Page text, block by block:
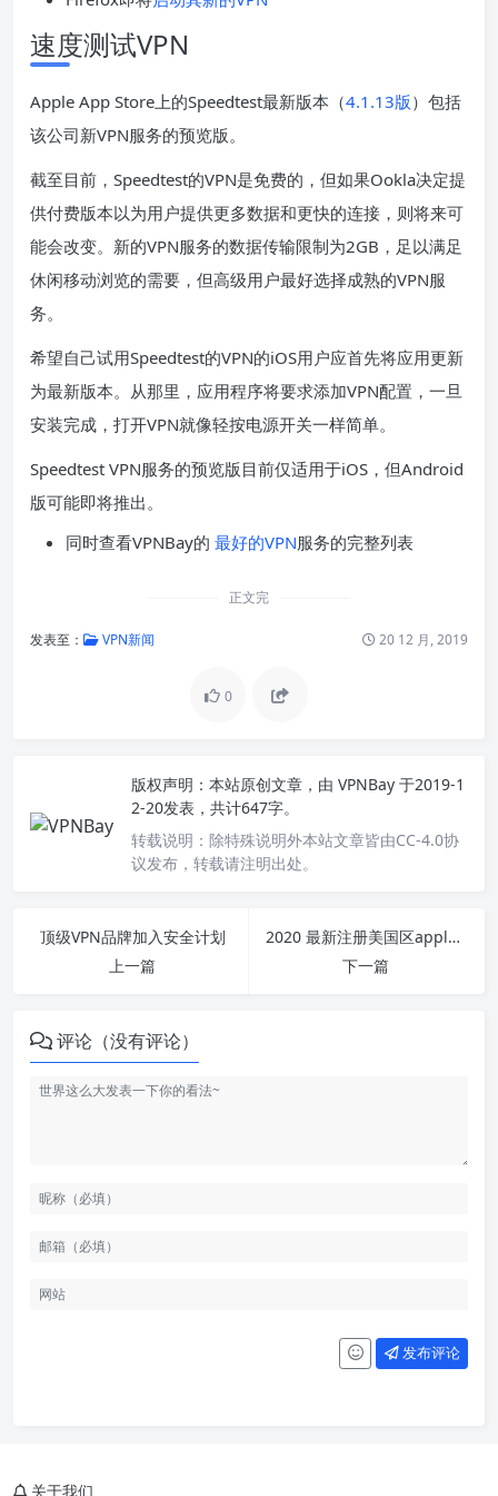
速度测试VPN
Apple App Store上的Speedtest最新版本（4.1.13版）包括
该公司新VPN服务的预览版。
截至目前，Speedtest的VPN是免费的，但如果Ookla决定提
供付费版本以为用户提供更多数据和更快的连接，则将来可
能会改变。新的VPN服务的数据传输限制为2GB，足以满足
休闲移动浏览的需要，但高级用户最好选择成熟的VPN服
务。
希望自己试用Speedtest的VPN的iOS用户应首先将应用更新
为最新版本。从那里，应用程序将要求添加VPN配置，一旦
安装完成，打开VPN就像轻按电源开关一样简单。
Speedtest VPN服务的预览版目前仅适用于iOS，但Android
版可能即将推出。
同时查看VPNBay的 最好的VPN服务的完整列表
正文完
发表至： VPN新闻 20 12 月, 2019
0
版权声明： 本站原创文章，由 VPNBay 于2019-1
2-20发表，共计647字。
转载说明： 除特殊说明外本站文章皆由CC-4.0协
议发布，转载请注明出处。
顶级VPN品牌加入安全计划
上一篇
2020 最新注册美国区apple id 教程 （5分钟搞定）
下一篇
评论（没有评论）
发布评论
关于我们